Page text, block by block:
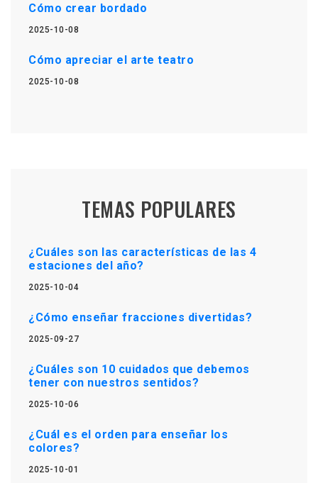
Cómo crear bordado
2025-10-08
Cómo apreciar el arte teatro
2025-10-08
TEMAS POPULARES
¿Cuáles son las características de las 4
estaciones del año?
2025-10-04
¿Cómo enseñar fracciones divertidas?
2025-09-27
¿Cuáles son 10 cuidados que debemos
tener con nuestros sentidos?
2025-10-06
¿Cuál es el orden para enseñar los
colores?
2025-10-01